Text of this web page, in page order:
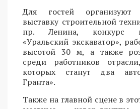
Для гостей организуют
выставку строительной
пр. Ленина, конкурс
«Уральский экскаватор»,
высотой 30 м, а также
среди работников
которых станут два
Гранта».
Также на главной сцене в